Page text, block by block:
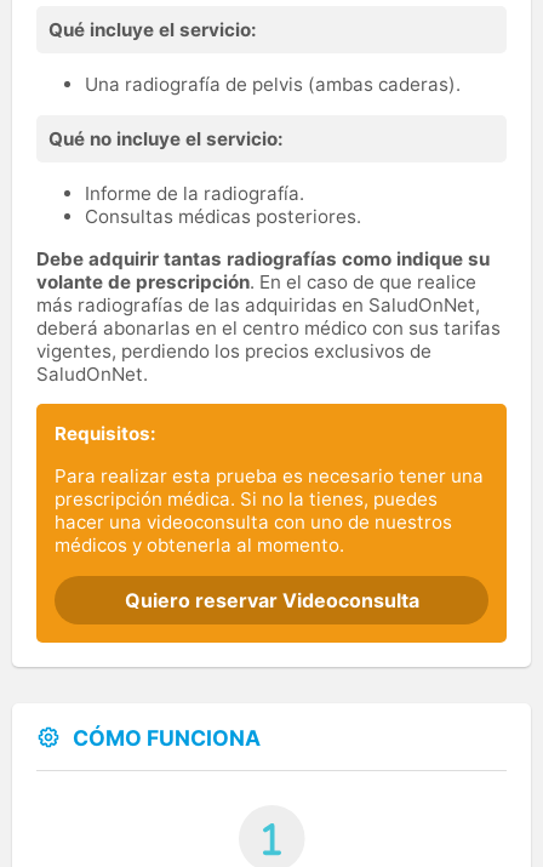
Qué incluye el servicio:
Una radiografía de pelvis (ambas caderas).
Qué no incluye el servicio:
Informe de la radiografía.
Consultas médicas posteriores.
Debe adquirir tantas radiografías como indique su
volante de prescripción. En el caso de que realice
más radiografías de las adquiridas en SaludOnNet,
deberá abonarlas en el centro médico con sus tarifas
vigentes, perdiendo los precios exclusivos de
SaludOnNet.
Requisitos:
Para realizar esta prueba es necesario tener una
prescripción médica. Si no la tienes, puedes
hacer una videoconsulta con uno de nuestros
médicos y obtenerla al momento.
Quiero reservar Videoconsulta
CÓMO FUNCIONA